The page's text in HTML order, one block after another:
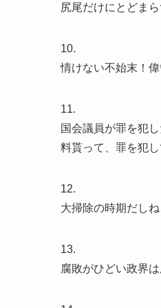
尻尾だけにとどま
10.
情けない不始末！
11.
国会議員が罪を犯
料貰って、罪を犯
12.
大掃除の時期だし
13.
腐敗がひどい政界